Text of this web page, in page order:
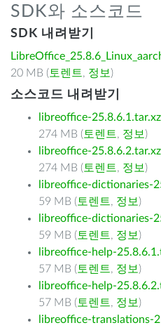
SDK와 소스코드
SDK 내려받기
20 MB ( 토렌트, 정보 )
소스코드 내려받기
libreoffice-25.8.6.1.tar.xz
274 MB ( 토렌트, 정보 )
libreoffice-25.8.6.2.tar.xz
274 MB ( 토렌트, 정보 )
libreoffice-dictionaries-
59 MB ( 토렌트, 정보 )
libreoffice-dictionaries-
59 MB ( 토렌트, 정보 )
libreoffice-help-
57 MB ( 토렌트, 정보 )
libreoffice-help-
57 MB ( 토렌트, 정보 )
libreoffice-translations-